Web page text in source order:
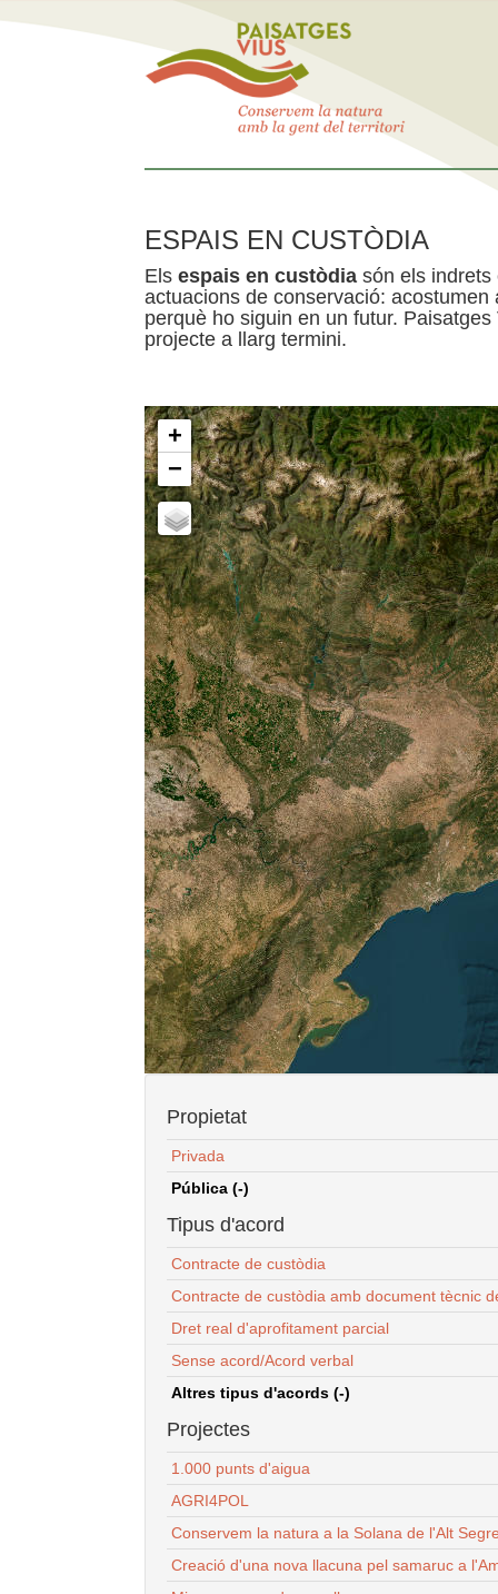
ESPAIS EN CUSTÒDIA
Els espais en custòdia són els indrets
actuacions de conservació:
perquè ho siguin en un futur.
projecte a llarg termini.
+
−
Propietat
Privada
Pública (-)
Tipus d'acord
Contracte de custòdia
Contracte de custòdia amb document tècnic
Dret real d'aprofitament parcial
Sense acord/Acord verbal
Altres tipus d'acords (-)
Projectes
1.000 punts d'aigua
AGRI4POL
Conservem la natura a la Solana de l'Alt
Creació d'una nova llacuna pel samaruc a